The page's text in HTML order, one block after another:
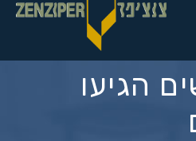
הגיעו